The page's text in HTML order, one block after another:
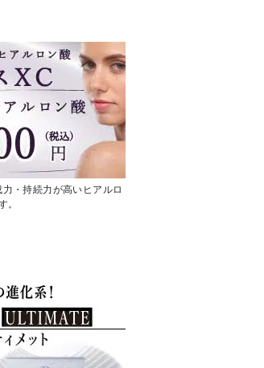
・持続力が高いヒアルロ